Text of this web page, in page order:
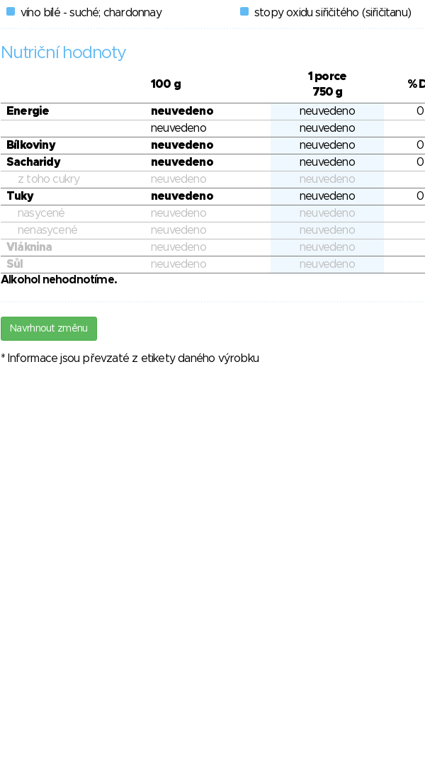
víno bílé - suché; chardonnay stopy oxidu siřičitého (siřičitanu)
Nutriční hodnoty
100 g
1 porce
750 g
%
Energie neuvedeno neuvedeno
0
neuvedeno
neuvedeno
Bílkoviny
neuvedeno neuvedeno
0
Sacharidy
neuvedeno neuvedeno
0
z toho cukry
neuvedeno
neuvedeno
Tuky
neuvedeno neuvedeno
0
nasycené
neuvedeno
neuvedeno
nenasycené
neuvedeno
neuvedeno
Vláknina
neuvedeno
neuvedeno
Sůl
neuvedeno
neuvedeno
Alkohol nehodnotíme.
Navrhnout změnu
* Informace jsou převzaté z etikety daného výrobku